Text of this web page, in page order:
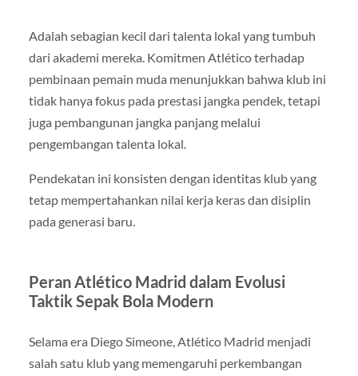
Adalah sebagian kecil dari talenta lokal yang tumbuh
dari akademi mereka. Komitmen Atlético terhadap
pembinaan pemain muda menunjukkan bahwa klub ini
tidak hanya fokus pada prestasi jangka pendek, tetapi
juga pembangunan jangka panjang melalui
pengembangan talenta lokal.
Pendekatan ini konsisten dengan identitas klub yang
tetap mempertahankan nilai kerja keras dan disiplin
pada generasi baru.
Peran Atlético Madrid dalam Evolusi
Taktik Sepak Bola Modern
Selama era Diego Simeone, Atlético Madrid menjadi
salah satu klub yang memengaruhi perkembangan